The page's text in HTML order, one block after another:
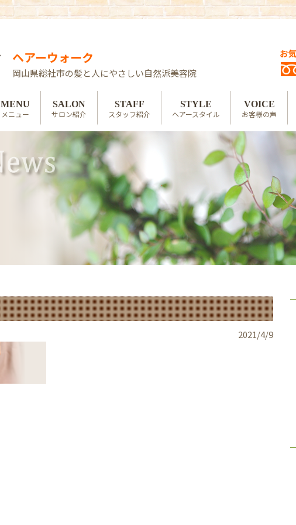
ヘアーウォーク
岡山県総社市の髪と人にやさしい自然派美容院
MENU
メニュー
SALON
サロン紹介
STAFF
スタッフ紹介
STYLE
ヘアースタイル
VOICE
お客様の声
2021/4/9